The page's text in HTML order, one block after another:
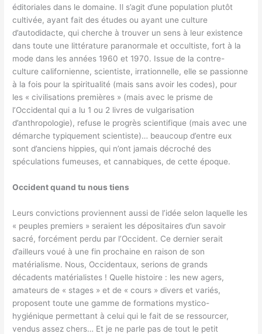
éditoriales dans le domaine. Il s’agit d’une population plutôt
cultivée, ayant fait des études ou ayant une culture
d’autodidacte, qui cherche à trouver un sens à leur existence
dans toute une littérature paranormale et occultiste, fort à la
mode dans les années 1960 et 1970. Issue de la contre-
culture californienne, scientiste, irrationnelle, elle se passionne
à la fois pour la spiritualité (mais sans avoir les codes), pour
les « civilisations premières » (mais avec le prisme de
l’Occidental qui a lu 1 ou 2 livres de vulgarisation
d’anthropologie), refuse le progrès scientifique (mais avec une
démarche typiquement scientiste)… beaucoup d’entre eux
sont d’anciens hippies, qui n’ont jamais décroché des
spéculations fumeuses, et cannabiques, de cette époque.
Occident quand tu nous tiens
Leurs convictions proviennent aussi de l’idée selon laquelle les
« peuples premiers » seraient les dépositaires d’un savoir
sacré, forcément perdu par l’Occident. Ce dernier serait
d’ailleurs voué à une fin prochaine en raison de son
matérialisme. Nous, Occidentaux, serions de grands
décadents matérialistes ! Quelle histoire : les new agers,
amateurs de « stages » et de « cours » divers et variés,
proposent toute une gamme de formations mystico-
hygiénique permettant à celui qui le fait de se ressourcer,
vendus assez chers… Et je ne parle pas de tout le petit